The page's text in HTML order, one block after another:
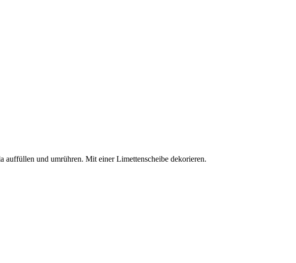
und umrühren. Mit einer Limettenscheibe dekorieren.